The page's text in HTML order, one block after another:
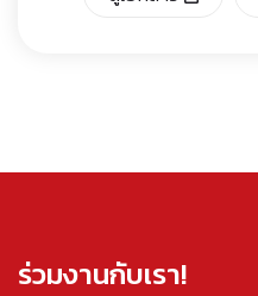
ร่วมงานกับเรา!